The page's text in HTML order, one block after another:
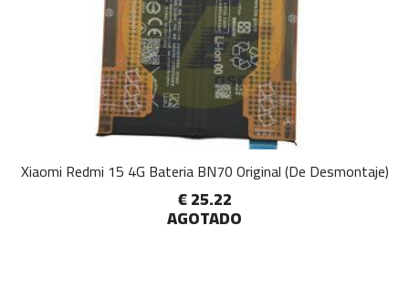
Xiaomi Redmi 15 4G Bateria BN70 Original (De Desmontaje)
€ 25.22
AGOTADO